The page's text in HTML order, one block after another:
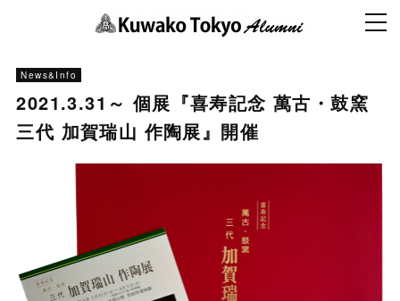
News&Info
2021.3.31～ 個展『喜寿記念 萬古・鼓窯
三代 加賀瑞山 作陶展』開催